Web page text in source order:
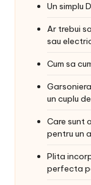
Un simplu
Ar trebui
sau
Cum sa
un cuplu
Care sunt
pentru un
Plita
perfecta